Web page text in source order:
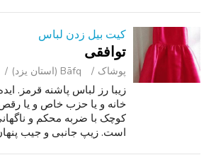
کیت بیل زدن لباس
توافقی
پوشاک Bāfq (استان یزد)
زیبا رز لباس پاشنه قرمز.
کوچک با ضربه محکم و
است. زیپ جانبی و جیب